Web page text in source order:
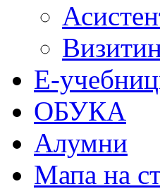
Е-
ОБУКА
Алумни
Мапа на